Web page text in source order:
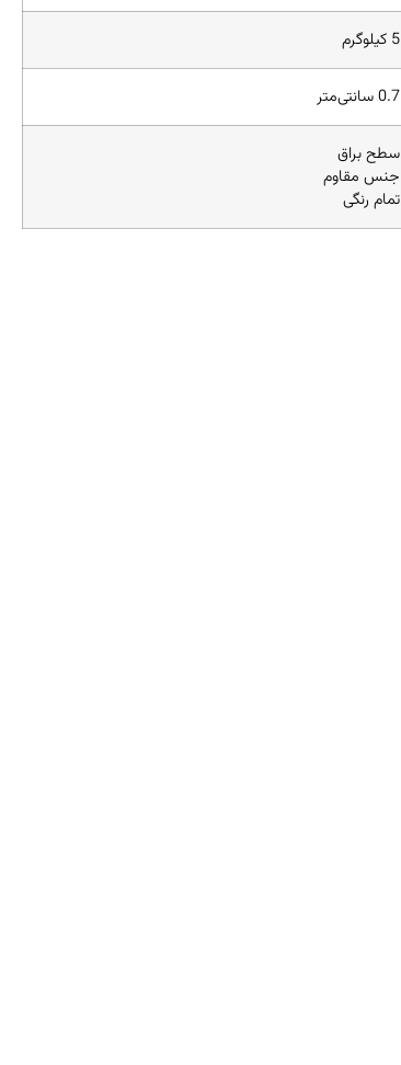
5 کیلوگرم
0.7 سانتی‌متر
سطح براق
جنس مقاوم
تمام رنگی